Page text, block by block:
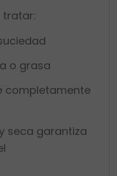
tratar:
o grasa
completamente
seca garantiza